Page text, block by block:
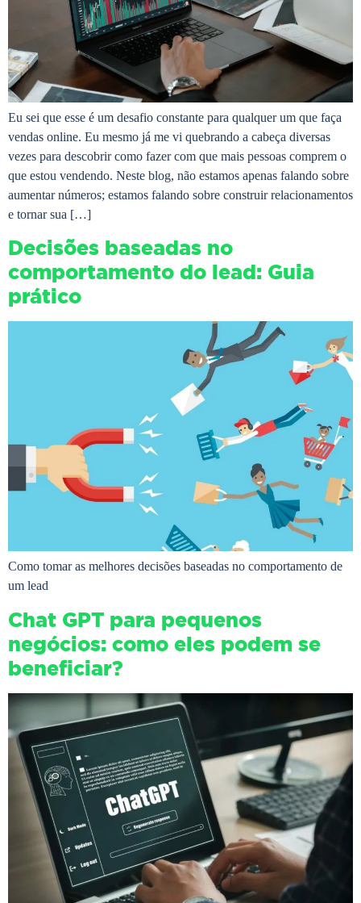
Eu sei que esse é um desafio constante para qualquer um que faça
vendas online. Eu mesmo já me vi quebrando a cabeça diversas
vezes para descobrir como fazer com que mais pessoas comprem o
que estou vendendo. Neste blog, não estamos apenas falando sobre
aumentar números; estamos falando sobre construir relacionamentos
e tornar sua […]
Decisões baseadas no
comportamento do lead: Guia
prático
Como tomar as melhores decisões baseadas no comportamento de
um lead
Chat GPT para pequenos
negócios: como eles podem se
beneficiar?